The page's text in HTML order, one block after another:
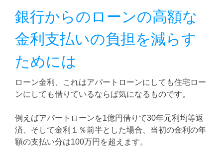
銀行からのローンの高額な
金利支払いの負担を減らす
ためには
ローン金利、これはアパートローンにしても住宅ロー
ンにしても借りているならば気になるものです。
例えばアパートローンを1億円借りて30年元利均等返
済、そして金利１％前半とした場合、当初の金利の年
額の支払い分は100万円を超えます。